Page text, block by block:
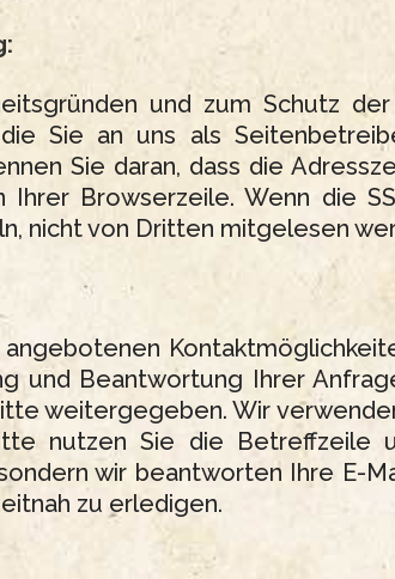
und zum Schutz
Sie an uns als
Sie daran, dass die
Ihrer Browserzeile. Wenn die
nicht von Dritten mitgelesen
und Beantwortung Ihrer
weitergegeben. Wir
nutzen Sie die Betreffzeile
wir beantworten Ihre E-
zu erledigen.